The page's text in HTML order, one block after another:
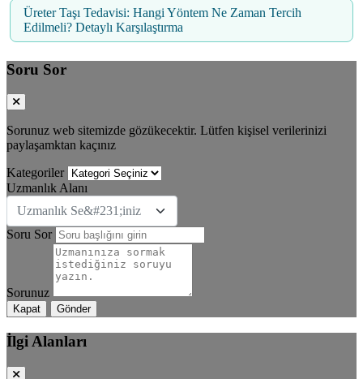
Üreter Taşı Tedavisi: Hangi Yöntem Ne Zaman Tercih
Edilmeli? Detaylı Karşılaştırma
Soru Sor
Sorunuz web sitemizde gözükecektir. Lütfen kişisel verilerinizi
paylaşamktan kaçınız
Kategoriler
Uzmanlık Alanı
Uzmanlık Se&#231;iniz
Soru Sor
Sorunuz
Kapat Gönder
İlgi Alanları